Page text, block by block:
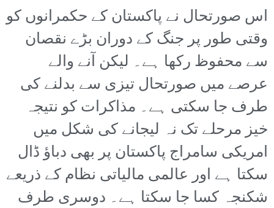
اس صورتحال نے پاکستان کے حکمرانوں کو
وقتی طور پر جنگ کے دوران بڑے نقصان
سے محفوظ رکھا ہے۔ لیکن آنے والے
عرصے میں صورتحال تیزی سے بدلنے کی
طرف جا سکتی ہے۔ مذاکرات کو نتیجہ
خیز مرحلے تک نہ لیجانے کی شکل میں
امریکی سامراج پاکستان پر بھی دباؤ ڈال
سکتا ہے اور عالمی مالیاتی نظام کے ذریعے
شکنجہ کسا جا سکتا ہے۔ دوسری طرف